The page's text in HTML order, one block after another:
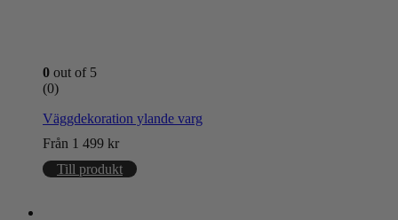
0 out of 5
(0)
Väggdekoration ylande varg
Från 1 499 kr
Till produkt